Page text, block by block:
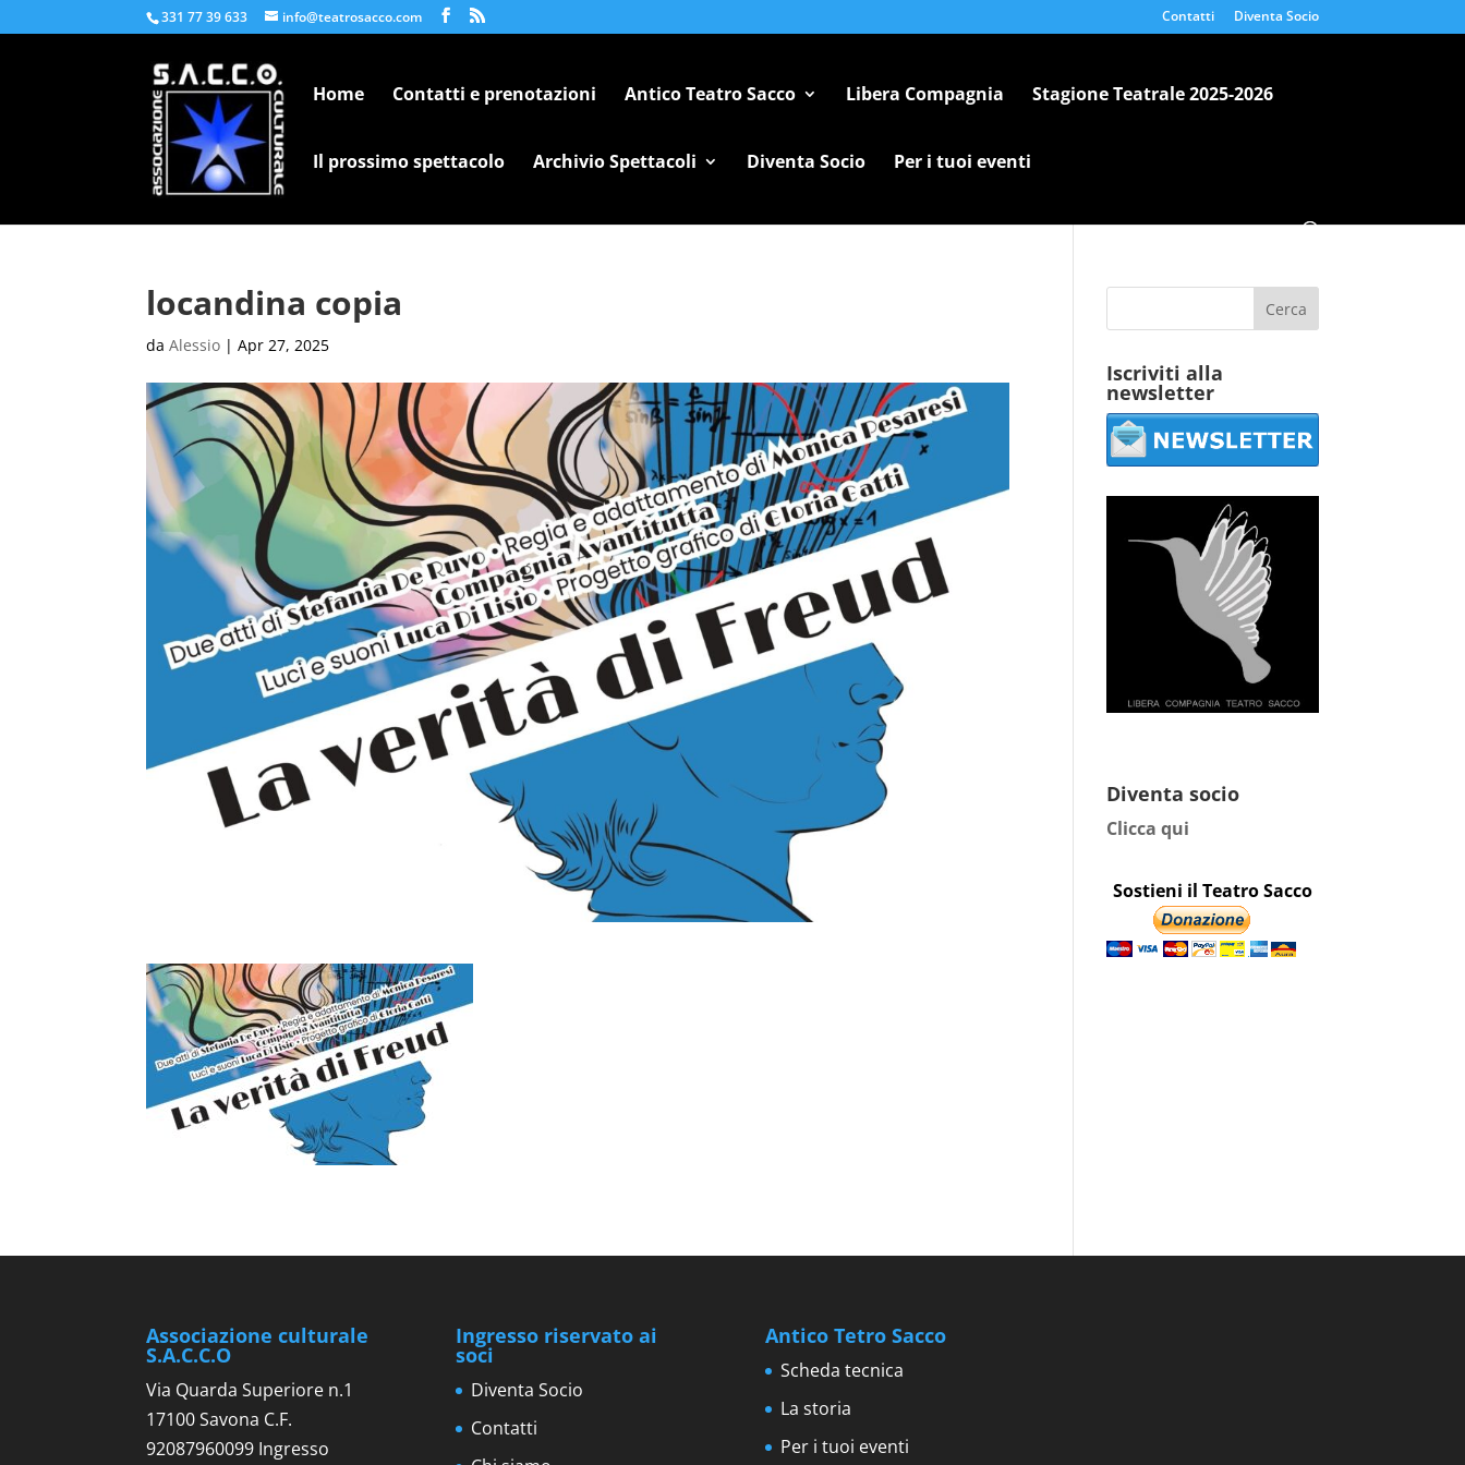
331 77 39 633 info@teatrosacco.com Contatti Diventa Socio
Home Contatti e prenotazioni Antico Teatro Sacco Libera Compagnia Stagione Teatrale 2025-2026
Il prossimo spettacolo Archivio Spettacoli Diventa Socio Per i tuoi eventi
locandina copia
daAlessio |Apr 27, 2025
Iscriviti alla
newsletter
Diventa socio
Clicca qui
Sostieni il Teatro Sacco
Associazione culturale
S.A.C.C.O
Via Quarda Superiore n.1
17100 Savona C.F.
92087960099 Ingresso
Ingresso riservato ai
soci
Diventa Socio
Contatti
Antico Tetro Sacco
Scheda tecnica
La storia
Per i tuoi eventi